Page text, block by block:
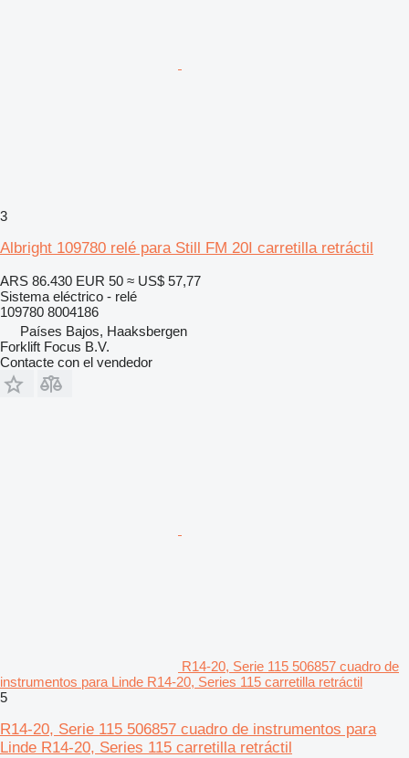
3
Albright 109780 relé para Still FM 20I carretilla retráctil
ARS 86.430 EUR 50 ≈ US$ 57,77
Sistema eléctrico - relé
109780 8004186
Países Bajos, Haaksbergen
Forklift Focus B.V.
Contacte con el vendedor
R14-20, Serie 115 506857 cuadro de
instrumentos para Linde R14-20, Series 115 carretilla retráctil
5
R14-20, Serie 115 506857 cuadro de instrumentos para
Linde R14-20, Series 115 carretilla retráctil